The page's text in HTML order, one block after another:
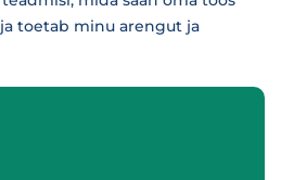
toetab minu arengut ja